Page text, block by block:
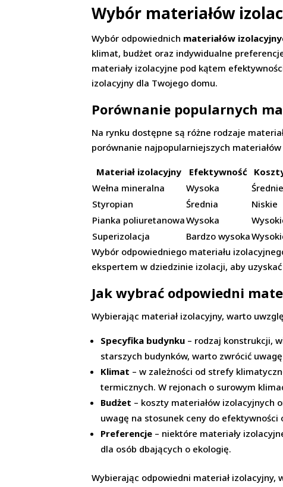
Wybór materiałów
Wybór odpowiednich materiałów
klimat, budżet oraz indywidualne
materiały izolacyjne pod kątem
izolacyjny dla Twojego domu.
Porównanie popularnych
Na rynku dostępne są różne rodzaje
porównanie najpopularniejszych
Materiał izolacyjny Efektywność
Wełna mineralna
Wysoka Średnie
Styropian
Średnia Niskie
Pianka poliuretanowaWysoka
Superizolacja
Bardzo wysoka
Wybór odpowiedniego materiału
ekspertem w dziedzinie izolacji, aby
Jak wybrać odpowiedni
Wybierając materiał izolacyjny, warto
Specyfika budynku – rodzaj konstrukcji,
starszych budynków, warto zwrócić
Klimat – w zależności od strefy
termicznych. W rejonach o surowym
Budżet – koszty materiałów izolacyjnych
uwagę na stosunek ceny do efektywności
Preferencje – niektóre materiały
dla osób dbających o ekologię.
Wybierając odpowiedni materiał